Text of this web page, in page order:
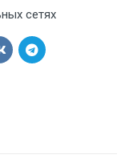
сетях